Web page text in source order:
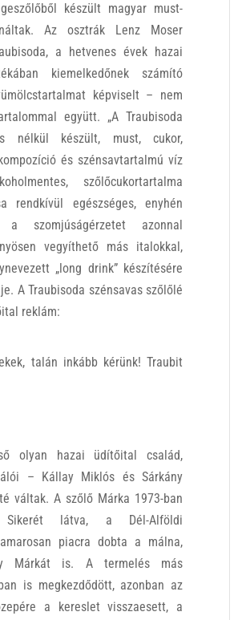
készült magyar must-
Az osztrák Lenz Moser
a hetvenes évek hazai
kiemelkedőnek számító
képviselt – nem
együtt. „A Traubisoda
nélkül készült, must, cukor,
és szénsavtartalmú víz
szőlőcukortartalma
rendkívül egészséges, enyhén
a szomjúságérzetet azonnal
vegyíthető más italokkal,
„long drink” készítésére
A Traubisoda szénsavas szőlőlé
reklám:
talán inkább kérünk! Traubit
olyan hazai üdítőital család,
– Kállay Miklós és Sárkány
váltak. A szőlő Márka 1973-ban
látva, a Dél-Alföldi
piacra dobta a málna,
Márkát is. A termelés más
is megkezdődött, azonban az
a kereslet visszaesett, a